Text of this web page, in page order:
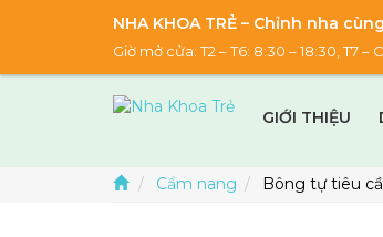
NHA KHOA TRẺ – Chỉnh nha
Giờ mở cửa: T2 – T6: 8:30 – 18:30, T7
GIỚI THIỆU
Cẩm nang Bông tự tiêu